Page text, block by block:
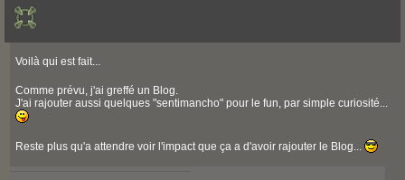
Voilà qui est fait...
Comme prévu, j'ai greffé un Blog.
J'ai rajouter aussi quelques "sentimancho" pour le fun, par simple curiosité...
Reste plus qu'a attendre voir l'impact que ça a d'avoir rajouter le Blog...